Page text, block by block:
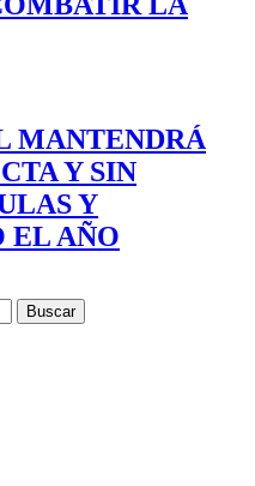
MANTENDRÁ
Y SIN
Y
EL AÑO